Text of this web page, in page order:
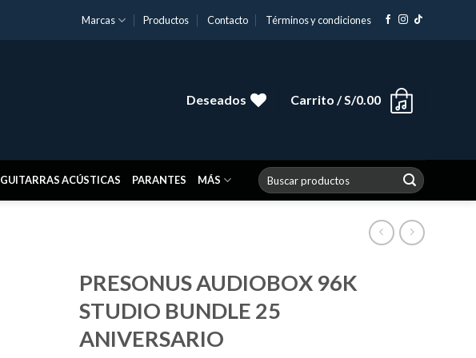
Marcas Productos Contacto Términos y condiciones
Deseados Carrito /S/0.00
GUITARRAS ACÚSTICAS PARANTES MÁS
Buscar
por:
PRESONUS AUDIOBOX 96K
STUDIO BUNDLE 25
ANIVERSARIO